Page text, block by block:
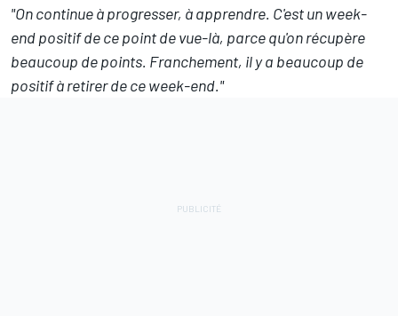
"On continue à progresser, à apprendre. C'est un week-
end positif de ce point de vue-là, parce qu'on récupère
beaucoup de points. Franchement, il y a beaucoup de
positif à retirer de ce week-end."